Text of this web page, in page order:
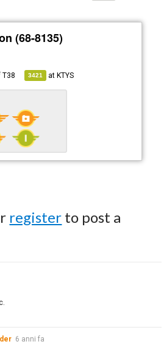
(68-8135)
T38 3421 atKTYS
register to post a
6 anni fa